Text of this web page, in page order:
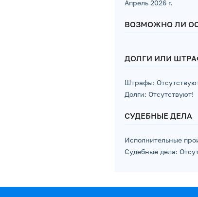
Апрель 2026 г.
ВОЗМОЖНО ЛИ
ДОЛГИ ИЛИ
Штрафы:
Долги: Отсутствуют!
СУДЕБНЫЕ ДЕЛА
Исполнительные
Судебные дела: